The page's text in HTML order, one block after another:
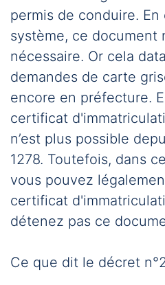
permis de conduire. En
système, ce document
nécessaire. Or cela
demandes de carte
encore en préfecture.
certificat
n’est plus possible
1278. Toutefois, dans
vous pouvez
certificat
détenez pas ce
Ce que dit le décret